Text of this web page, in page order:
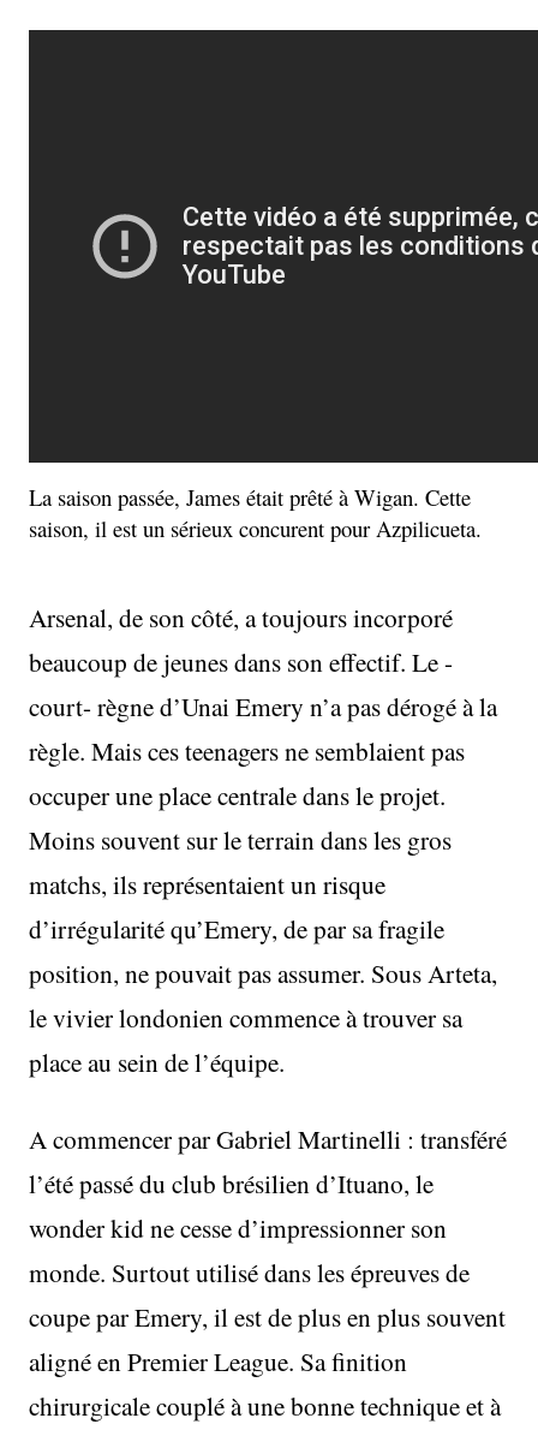
La saison passée, James était prêté à Wigan. Cette
saison, il est un sérieux concurent pour Azpilicueta.
Arsenal, de son côté, a toujours incorporé
beaucoup de jeunes dans son effectif. Le -
court- règne d’Unai Emery n’a pas dérogé à la
règle. Mais ces teenagers ne semblaient pas
occuper une place centrale dans le projet.
Moins souvent sur le terrain dans les gros
matchs, ils représentaient un risque
d’irrégularité qu’Emery, de par sa fragile
position, ne pouvait pas assumer. Sous Arteta,
le vivier londonien commence à trouver sa
place au sein de l’équipe.
A commencer par Gabriel Martinelli : transféré
l’été passé du club brésilien d’Ituano, le
wonder kid ne cesse d’impressionner son
monde. Surtout utilisé dans les épreuves de
coupe par Emery, il est de plus en plus souvent
aligné en Premier League. Sa finition
chirurgicale couplé à une bonne technique et à